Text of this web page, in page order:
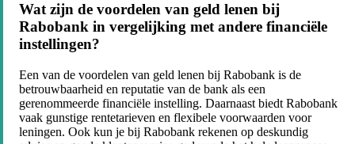
Wat zijn de voordelen van geld lenen bij
Rabobank in vergelijking met andere financiële
instellingen?
Een van de voordelen van geld lenen bij Rabobank is de
betrouwbaarheid en reputatie van de bank als een
gerenommeerde financiële instelling. Daarnaast biedt Rabobank
vaak gunstige rentetarieven en flexibele voorwaarden voor
leningen. Ook kun je bij Rabobank rekenen op deskundig